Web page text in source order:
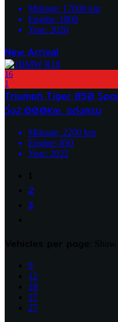
Mileage: 17000 km
Engine: 1800
Year: 2020
New Arrival
16
1
Triumph Tiger 850
วิ่ง2,000Km. แต่งครบ
Mileage: 2200 km
Engine: 850
Year: 2022
2
3
9
12
18
27
27